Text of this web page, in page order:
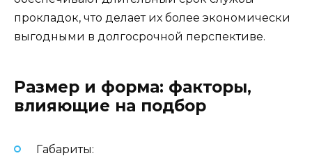
прокладок, что делает их более экономически
выгодными в долгосрочной перспективе.
Размер и форма: факторы,
влияющие на подбор
Габариты: